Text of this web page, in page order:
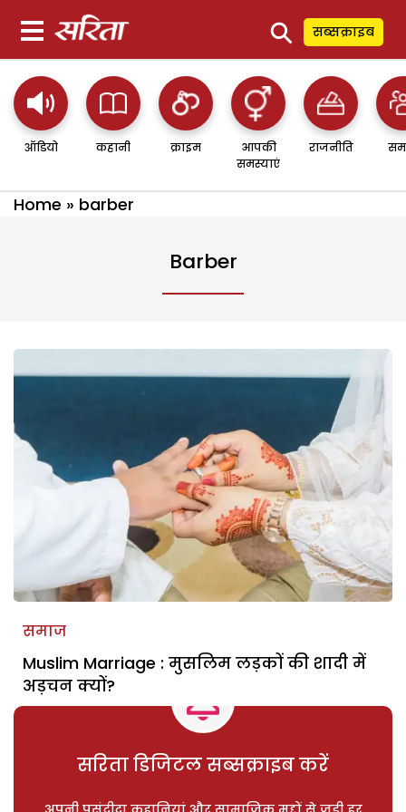
⚲ सब्सक्राइब
ऑडियो कहानी क्राइम
आपकी
समस्याएं
राजनीति
Home » barber
Barber
समाज
Muslim Marriage : मुसलिम लड़कों की शादी में
अड़चन क्यों?
सरिता डिजिटल सब्सक्राइब करें